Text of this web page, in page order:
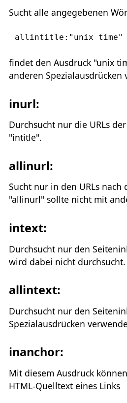
Sucht alle angegebenen
allintitle:"unix time"
findet den Ausdruck "unix
anderen Spezialausdrücken
inurl:
Durchsucht nur die URLs
"intitle".
allinurl:
Sucht nur in den URLs
"allinurl" sollte nicht mit
intext:
Durchsucht nur den
wird dabei nicht durchsucht.
allintext:
Durchsucht nur den
Spezialausdrücken
inanchor:
Mit diesem Ausdruck
HTML-Quelltext eines Links